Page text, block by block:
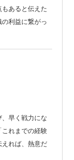
ームを横断的
、Python、Nod
が、
張機能「Cline」
成・提案して
あると伝えた
利益に繋がっ
、早く戦力にな
これまでの経験
れば、熱意だ